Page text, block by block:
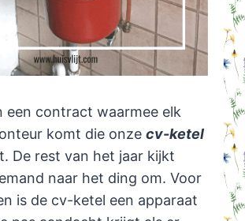
een contract waarmee elk
komt die onze cv-ketel
De rest van het jaar kijkt
naar het ding om. Voor
is de cv-ketel een apparaat